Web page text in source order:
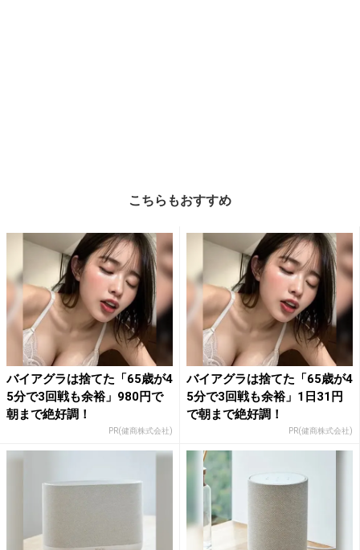
こちらもおすすめ
バイアグラは捨てた「65歳が4
5分で3回戦も余裕」980円で
朝まで絶好調！
PR(健商株式会社)
バイアグラは捨てた「65歳が4
5分で3回戦も余裕」1日31円
で朝まで絶好調！
PR(健商株式会社)